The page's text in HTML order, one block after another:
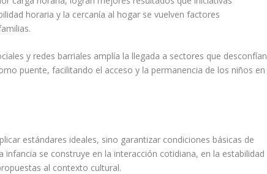
horaria y la cercanía al hogar se vuelven factores
y redes barriales amplía la llegada a sectores que desconfían
puente, facilitando el acceso y la permanencia de los niños en
estándares ideales, sino garantizar condiciones básicas de
se construye en la interacción cotidiana, en la estabilidad
al contexto cultural.